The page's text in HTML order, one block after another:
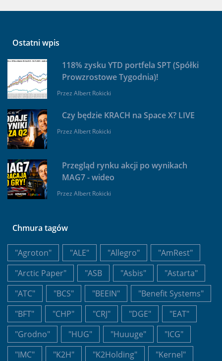
Ostatni wpis
118% zysku YTD portfela SPT (Spółki
Prowzrostowe Tygodnia)!
Przez Albert Rokicki
Czy będzie KRACH na Space X? LIVE
Przez Albert Rokicki
Przegląd rynku akcji po wynikach
MAG7 - wideo
Przez Albert Rokicki
Chmura tagów
"Agroton" "ALE" "Allegro"
"AmRest"
"Arctic Paper"
"ASB "Asbis"
"Astarta"
"ATC"
"BCS" "BEEIN"
"Benefit Systems"
"BFT"
"CHP" "CRJ" "DGE"
"EAT"
"Grodno"
"HUG" "Huuuge"
"ICG"
"IMC"
"K2H" "K2Holding"
"Kernel"